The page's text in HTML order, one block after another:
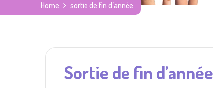
Home sortie de fin d’année
Sortie de fin d’année